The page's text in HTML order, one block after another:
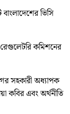
ভিসি
কমিশনের
সহকারী অধ্যাপক
কবির এবং অর্থনীতি